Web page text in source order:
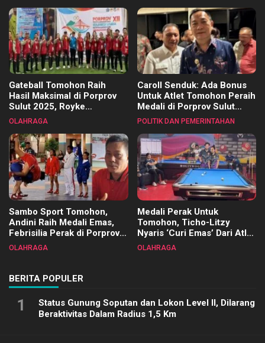
Gateball Tomohon Raih
Hasil Maksimal di Porprov
Sulut 2025, Royke
Tangkawarouw Ucapkan
OLAHRAGA
Caroll Senduk: Ada Bonus
Untuk Atlet Tomohon Peraih
Medali di Porprov Sulut
2025
POLITIK DAN PEMERINTAHAN
Sambo Sport Tomohon,
Andini Raih Medali Emas,
Febrisilia Perak di Porprov
Sulut 2025
OLAHRAGA
Medali Perak Untuk
Tomohon, Ticho-Litzy
Nyaris ‘Curi Emas’ Dari Atlet
Biliar PON di Porprov Sulut
OLAHRAGA
BERITA POPULER
1
Status Gunung Soputan dan Lokon Level II, Dilarang
Beraktivitas Dalam Radius 1,5 Km